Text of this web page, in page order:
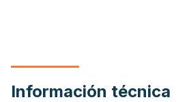
Información técnica